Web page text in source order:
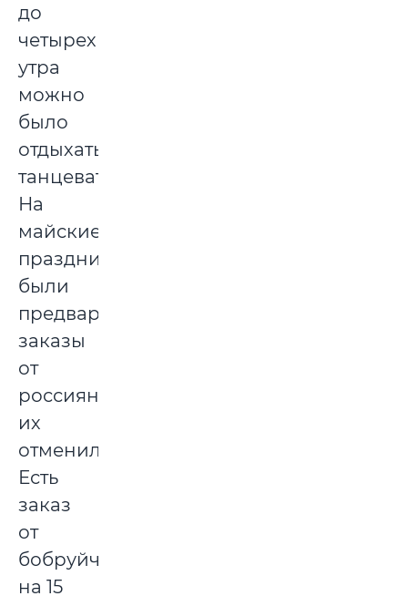
до
четырех
утра
можно
было
отдыхать,
танцевать.
На
майские
праздники
были
предварительные
заказы
от
россиян,
их
отменили.
Есть
заказ
от
бобруйчан
на 15